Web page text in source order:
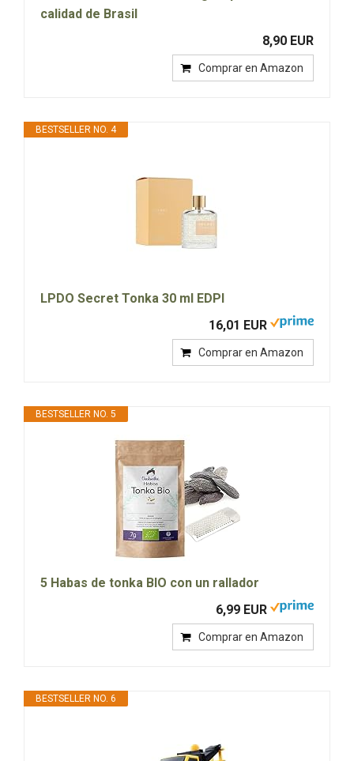
calidad de Brasil
8,90 EUR
Comprar en Amazon
BESTSELLER NO. 4
LPDO Secret Tonka 30 ml EDPI
16,01 EUR
Comprar en Amazon
BESTSELLER NO. 5
5 Habas de tonka BIO con un rallador
6,99 EUR
Comprar en Amazon
BESTSELLER NO. 6